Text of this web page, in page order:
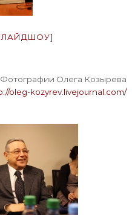
Фотографии Олега Козырева
oleg-kozyrev.livejournal.com/